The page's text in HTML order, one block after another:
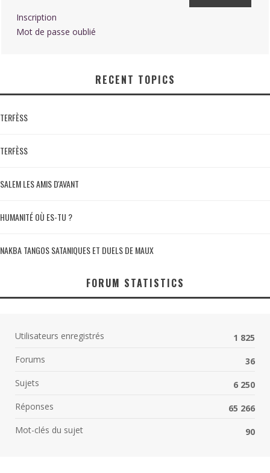
Inscription
Mot de passe oublié
RECENT TOPICS
TERFÈSS
TERFÈSS
SALEM LES AMIS D'AVANT
HUMANITÉ OÙ ES-TU ?
NAKBA TANGOS SATANIQUES ET DUELS DE MAUX
FORUM STATISTICS
Utilisateurs enregistrés
1 825
Forums
36
Sujets
6 250
Réponses
65 266
Mot-clés du sujet
90